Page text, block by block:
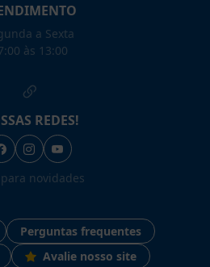
a Sexta
às 13:00
REDES!
novidades
Perguntas frequentes
Avalie nosso site